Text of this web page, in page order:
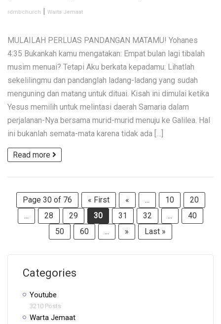
rdmbchurch | Warta Jemaat
MULAILAH PERLUAS PANDANGAN MATAMU! Yohanes
4:35 Bukankah kamu mengatakan: Empat bulan lagi tibalah
musim menuai? Tetapi Aku berkata kepadamu: Lihatlah
sekelilingmu dan pandanglah ladang-ladang yang sudah
menguning dan matang untuk dituai. Kisah ini dimulai ketika
Yesus memilih untuk melintasi daerah Samaria dalam
perjalanan-Nya bersama murid-murid menuju ke Galilea. Hal
ini bukanlah semata-mata karena tidak ada […]
Read more
Page 30 of 76 « First « ... 10
20
...
28 29 30 31 32 ...
40
50
60 ... » Last »
Categories
Youtube
3210 Posts
Warta Jemaat